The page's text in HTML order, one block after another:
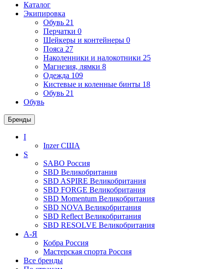
Каталог
Экипировка
Обувь 21
Перчатки 0
Шейкеры и контейнеры 0
Пояса 27
Наколенники и налокотники 25
Магнезия, лямки 8
Одежда 109
Кистевые и коленные бинты 18
Обувь 21
Обувь
Бренды
I
InzerСША
S
SABO Россия
SBD Великобритания
SBD ASPIRE Великобритания
SBD FORGE Великобритания
SBD Momentum Великобритания
SBD NOVA Великобритания
SBD Reflect Великобритания
SBD RESOLVE Великобритания
А-Я
Кобра Россия
Мастерская спорта Россия
Все бренды